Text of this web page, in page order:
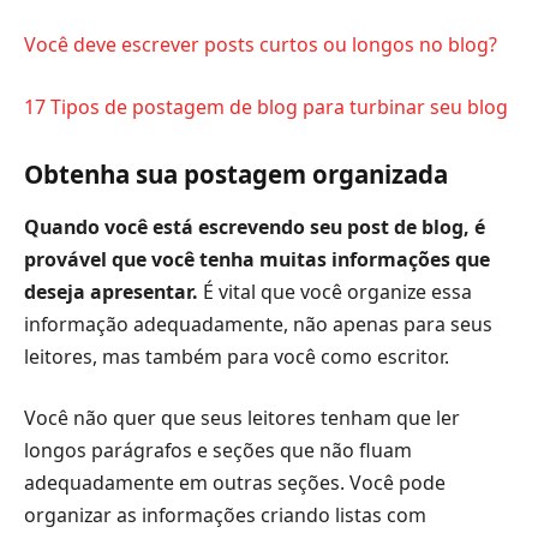
Você deve escrever posts curtos ou longos no blog?
17 Tipos de postagem de blog para turbinar seu blog
Obtenha sua postagem organizada
Quando você está escrevendo seu post de blog, é
provável que você tenha muitas informações que
deseja apresentar. É vital que você organize essa
informação adequadamente, não apenas para seus
leitores, mas também para você como escritor.
Você não quer que seus leitores tenham que ler
longos parágrafos e seções que não fluam
adequadamente em outras seções. Você pode
organizar as informações criando listas com